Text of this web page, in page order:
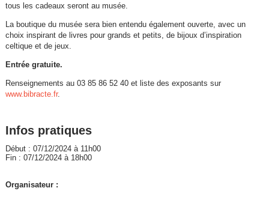
tous les cadeaux seront au musée.
La boutique du musée sera bien entendu également ouverte, avec un
choix inspirant de livres pour grands et petits, de bijoux d’inspiration
celtique et de jeux.
Entrée gratuite.
Renseignements au 03 85 86 52 40 et liste des exposants sur
www.bibracte.fr.
Infos pratiques
Début : 07/12/2024 à 11h00
Fin : 07/12/2024 à 18h00
Organisateur :